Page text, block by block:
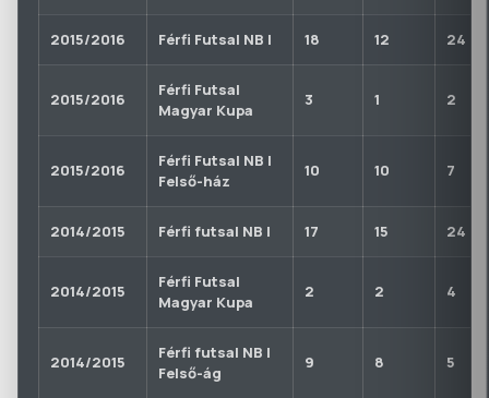
2015/2016 Férfi Futsal NB I 18 12 24
2015/2016
Férfi Futsal
Magyar Kupa
3 1 2
2015/2016
Férfi Futsal NB I
Felső-ház
10 10 7
2014/2015 Férfi futsal NB I 17 15 24
2014/2015
Férfi Futsal
Magyar Kupa
2 2 4
2014/2015
Férfi futsal NB I
Felső-ág
9 8 5